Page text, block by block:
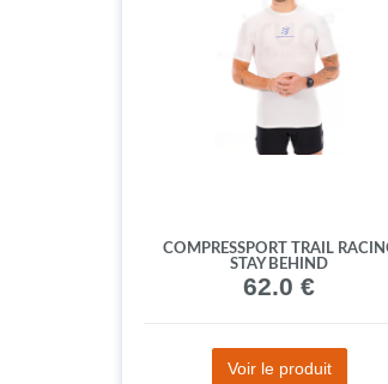
COMPRESSPORT TRAIL
STAY BEHIND
62.0 €
Voir le produit